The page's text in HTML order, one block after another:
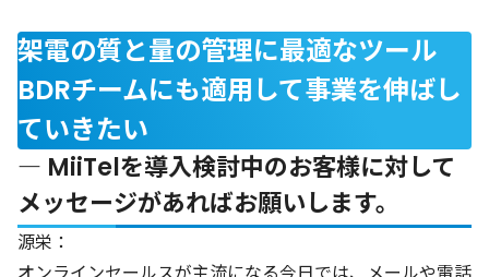
架電の質と量の管理に最適なツール
BDRチームにも適用して事業を伸ばし
ていきたい
― MiiTelを導入検討中のお客様に対して
メッセージがあればお願いします。
源栄：